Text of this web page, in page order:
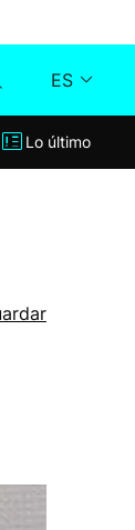
ES
Klisk
Lo último